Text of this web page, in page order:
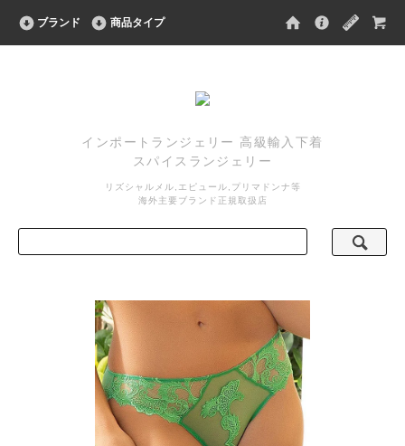
ブランド 商品タイプ
インポートランジェリー 高級輸入下着
スパイスランジェリー
リズシャルメル,エピュール,プリマドンナ等
海外主要ブランド正規取扱店